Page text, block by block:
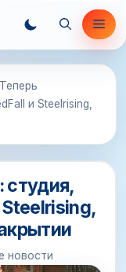
Теперь
и Steelrising,
студия,
новости